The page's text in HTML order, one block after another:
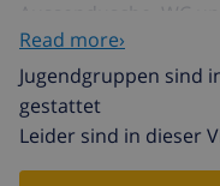
Offene moderne
Backofen, Ceranfeld,
Kühlschrank mit sep.
Doppelschlafzimmer
Read more›
Jugendgruppen sind
gestattet
Leider sind in dieser